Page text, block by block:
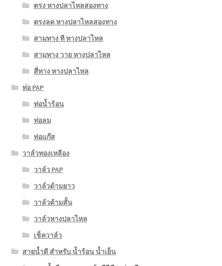
ตรง หางปลาไหลสองทาง
ตรงลด หางปลาไหลสองทาง
สามทาง ที หางปลาไหล
สามทาง วาย หางปลาไหล
สี่ทาง หางปลาไหล
ท่อ PAP
ท่อน้ำร้อน
ท่อลม
ท่อแก๊ส
วาล์วทองเหลือง
วาล์ว PAP
วาล์วด้ามยาว
วาล์วด้ามสั้น
วาล์วหางปลาไหล
เช็ควาล์ว
สายน้ำดี สำหรับ น้ำร้อน น้ำเย็น